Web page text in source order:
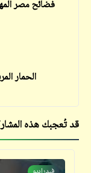
فضائح مصر
الحمار
قد تُعجبك هذه